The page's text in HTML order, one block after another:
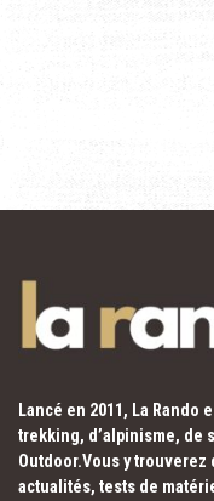
Lancé en 2011, La
trekking, d’alpinisme, de
Outdoor.Vous y
actualités, tests de